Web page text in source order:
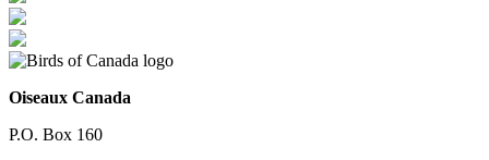
Oiseaux Canada
P.O. Box 160